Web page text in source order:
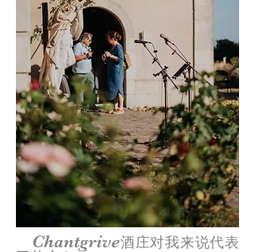
Chantgrive酒庄对我来说代表